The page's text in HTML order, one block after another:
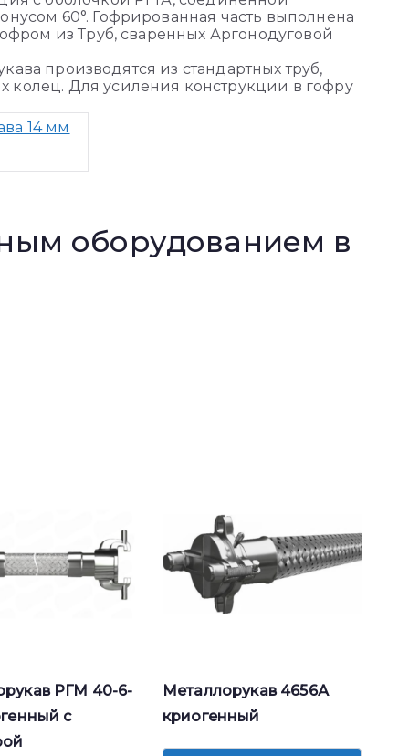
60°. Гофрированная часть выполнена
из Труб, сваренных Аргонодуговой
производятся из стандартных труб,
колец. Для усиления конструкции в гофру
14 мм
оборудованием в
РГМ 40-6-
с
Металлорукав 4656А
криогенный